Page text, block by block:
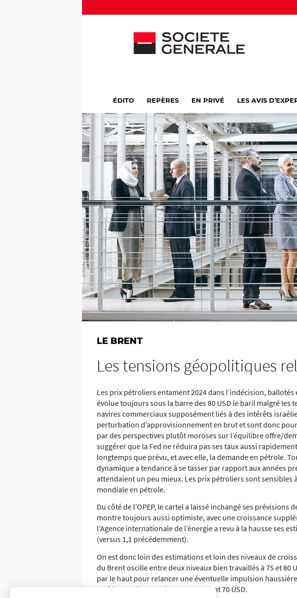
ÉDITO REPÈRES EN PRIVÉ LES AVIS
LE BRENT
Les tensions géopolitiques
Les prix pétroliers entament 2024 dans l’indécision,
évolue toujours sous la barre des 80 USD le baril malgré
navires commerciaux supposément liés à des intérêts
perturbation d’approvisionnement en brut et sont donc
par des perspectives plutôt moroses sur l’équilibre offre/
suggérer que la Fed ne réduira pas ses taux aussi
longtemps que prévu, et avec elle, la demande en pétrole.
dynamique a tendance à se tasser par rapport aux années
attendaient un peu mieux. Les prix pétroliers sont sensibles
mondiale en pétrole.
Du côté de l’OPEP, le cartel a laissé inchangé ses prévisions
montre toujours aussi optimiste, avec une croissance
l’Agence internationale de l’énergie a revu à la hausse ses
(versus 1,1 précédemment).
On est donc loin des estimations et loin des niveaux de
du Brent oscille entre deux niveaux bien travaillés à 75 et
par le haut pour relancer une éventuelle impulsion
rapidement la zone des 72 USD, avant 70 USD.